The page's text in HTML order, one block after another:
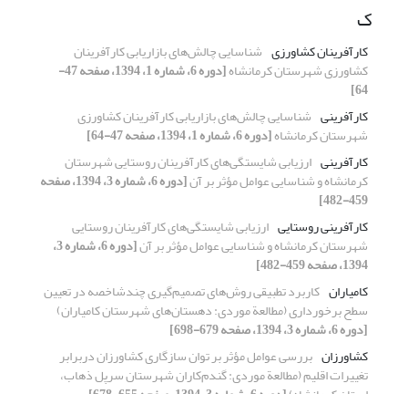
ک
کارآفرینان کشاورزی شناسایی چالش‌های بازاریابی کارآفرینان
کشاورزی شهرستان کرمانشاه [دوره 6، شماره 1، 1394، صفحه 47-
64]
کارآفرینی شناسایی چالش‌های بازاریابی کارآفرینان کشاورزی
شهرستان کرمانشاه[دوره 6، شماره 1، 1394، صفحه 47-64]
کارآفرینی ارزیابی شایستگی‌های کارآفرینان روستایی شهرستان
کرمانشاه و شناسایی عوامل مؤثر بر آن [دوره 6، شماره 3، 1394، صفحه
459-482]
کارآفرینی روستایی ارزیابی شایستگی‌های کارآفرینان روستایی
شهرستان کرمانشاه و شناسایی عوامل مؤثر بر آن [دوره 6، شماره 3،
1394، صفحه 459-482]
کامیاران کاربرد تطبیقی روش‌های تصمیم‌گیری چندشاخصه در تعیین
سطح برخورداری (مطالعة موردی: دهستان‌های شهرستان کامیاران)
[دوره 6، شماره 3، 1394، صفحه 679-698]
کشاورزان بررسی عوامل مؤثر بر توان سازگاری کشاورزان دربرابر
تغییرات اقلیم (مطالعة موردی: گندم‌کاران شهرستان سرپل ذهاب،